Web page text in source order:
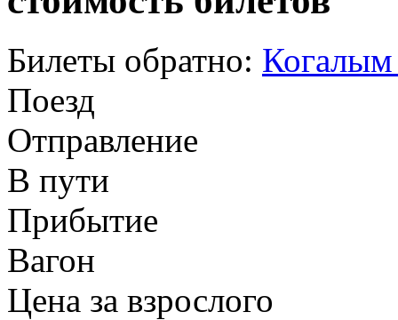
Билеты обратно:
Поезд
Отправление
В пути
Прибытие
Вагон
Цена за взрослого